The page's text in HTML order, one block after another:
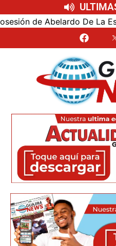
de Abelardo De La